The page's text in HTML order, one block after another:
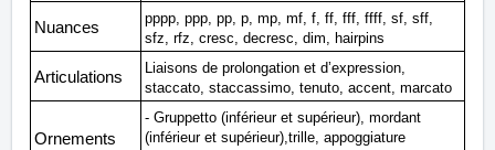
Nuances
pppp, ppp, pp, p, mp, mf, f, ff, fff, ffff, sf, sff,
sfz, rfz, cresc, decresc, dim, hairpins
Articulations
Liaisons de prolongation et d’expression,
staccato, staccassimo, tenuto, accent, marcato
Ornements
- Gruppetto (inférieur et supérieur), mordant
(inférieur et supérieur),trille, appoggiature